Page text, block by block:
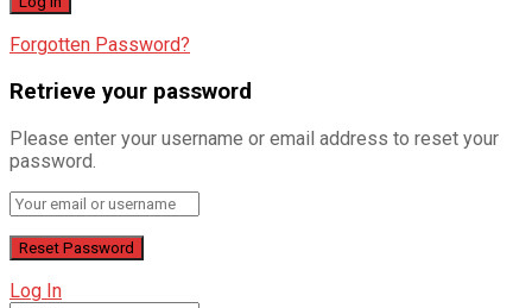
Forgotten Password?
Retrieve your password
Please enter your username or email address to reset your
password.
Log In